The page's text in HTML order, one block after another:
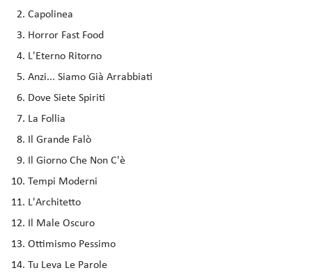
Capolinea
Horror Fast Food
L'Eterno Ritorno
Anzi... Siamo Già Arrabbiati
Dove Siete Spiriti
La Follia
Il Grande Falò
Il Giorno Che Non C'è
Tempi Moderni
L'Architetto
Il Male Oscuro
Ottimismo Pessimo
Tu Leva Le Parole